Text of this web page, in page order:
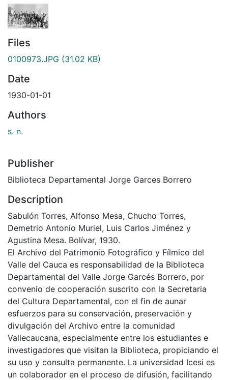
Files
0100973.JPG (31.02 KB)
Date
1930-01-01
Authors
s. n.
Publisher
Biblioteca Departamental Jorge Garces Borrero
Description
Sabulón Torres, Alfonso Mesa, Chucho Torres,
Demetrio Antonio Muriel, Luis Carlos Jiménez y
Agustina Mesa. Bolívar, 1930.
El Archivo del Patrimonio Fotográfico y Fílmico del
Valle del Cauca es responsabilidad de la Biblioteca
Departamental del Valle Jorge Garcés Borrero, por
convenio de cooperación suscrito con la Secretaria
del Cultura Departamental, con el fin de aunar
esfuerzos para su conservación, preservación y
divulgación del Archivo entre la comunidad
Vallecaucana, especialmente entre los estudiantes e
investigadores que visitan la Biblioteca, propiciando el
su uso y consulta permanente. La universidad Icesi es
un colaborador en el proceso de difusión, facilitando